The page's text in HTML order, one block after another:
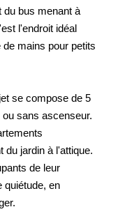
du bus menant à
l'endroit idéal
mains pour petits
se compose de 5
sans ascenseur.
du jardin à l'attique.
de leur
quiétude, en